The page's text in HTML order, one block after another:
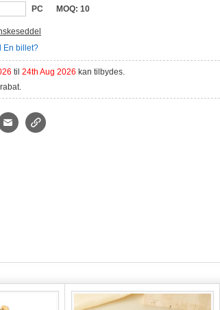
PC MOQ: 10
En billet?
til 24th Aug 2026 kan tilbydes.